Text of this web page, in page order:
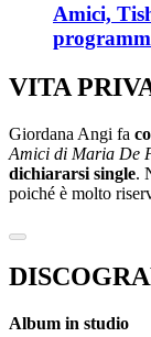
Amici,
VITA
Giordana Angi fa
Amici di Maria De
dichiararsi single.
poiché è molto
Album in studio